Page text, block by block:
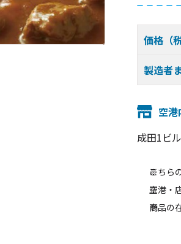
価格（
製造者
空
成田1ビ
こちら
空港・
商品の